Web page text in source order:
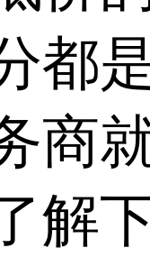
都
商
解